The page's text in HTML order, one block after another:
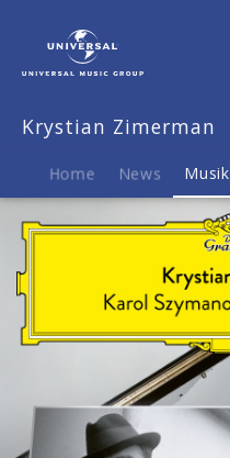
Zimerman
Musik
Karol
Works
Krystian Zimerman
Home News Musik